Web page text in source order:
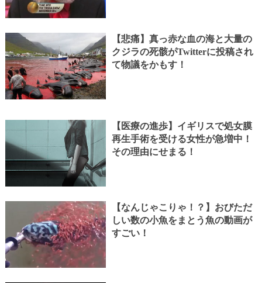
【悲痛】真っ赤な血の海と大量の
クジラの死骸がTwitterに投稿され
て物議をかもす！
【医療の進歩】イギリスで処女膜
再生手術を受ける女性が急増中！
その理由にせまる！
【なんじゃこりゃ！？】おびただ
しい数の小魚をまとう魚の動画が
すごい！